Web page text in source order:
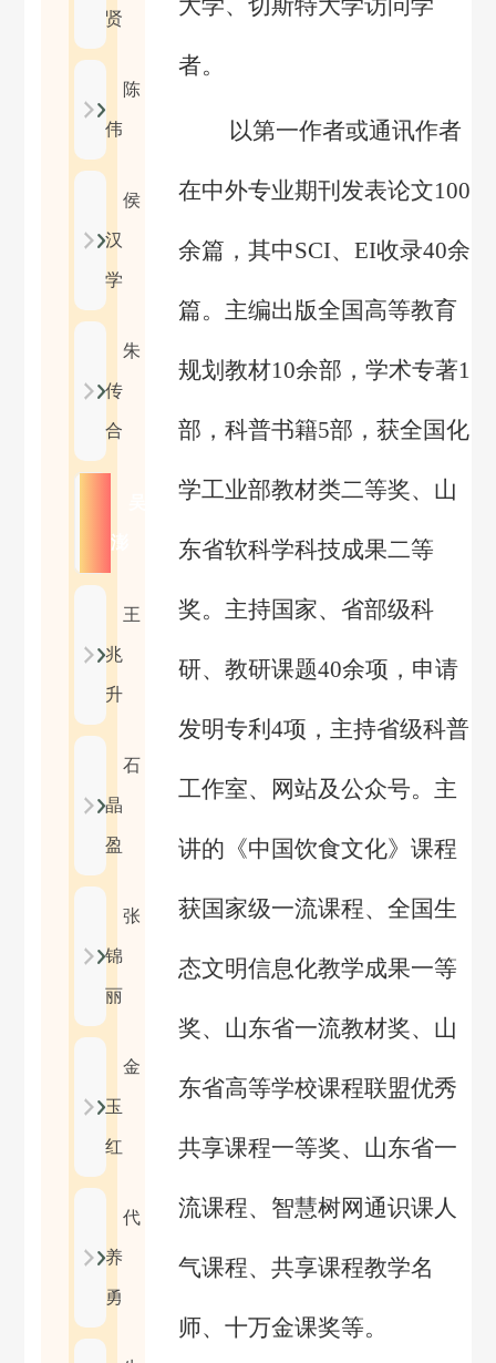
贤
陈
伟
侯
汉
学
朱
传
合
澎
王
兆
升
石
晶
盈
张
锦
丽
金
玉
红
代
养
勇
大学、切斯特大学访问学
者。
以第一作者或通讯作者
在中外专业期刊发表论文100
余篇，其中SCI、 EI收录40余
篇。主编出版全国高等教育
规划教材10余部，学术专著1
部，科普书籍5部，获全国化
学工业部教材类二等奖、山
东省软科学科技成果二等
奖。主持国家、省部级科
研、教研课题40余项，申请
发明专利 4项，主持省级科普
工作室、网站及公众号。主
讲的《中国饮食文化》课程
获国家级一流课程、全国生
态文明信息化教学成果一等
奖、山东省一流教材奖、山
东省高等学校课程联盟优秀
共享课程一等奖、山东省一
流课程、智慧树网通识课人
气课程、共享课程教学名
师、十万金课奖等。